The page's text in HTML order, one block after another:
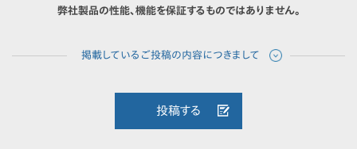
弊社製品の性能、機能を保証するものではありません。
投稿する